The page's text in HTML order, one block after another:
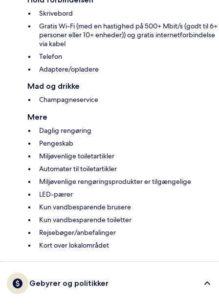
Skrivebord
Gratis Wi-Fi (med en hastighed på 500+ Mbit/s (godt til 6+
personer eller 10+ enheder)) og gratis internetforbindelse
via kabel
Telefon
Adaptere/opladere
Mad og drikke
Champagneservice
Mere
Daglig rengøring
Pengeskab
Miljøvenlige toiletartikler
Automater til toiletartikler
Miljøvenlige rengøringsprodukter er tilgængelige
LED-pærer
Kun vandbesparende brusere
Kun vandbesparende toiletter
Rejsebøger/anbefalinger
Kort over lokalområdet
Gebyrer og politikker